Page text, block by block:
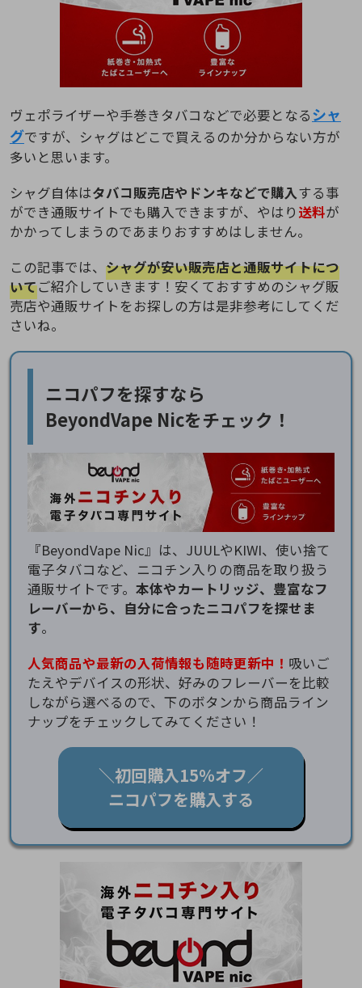
ヴェポライザーや手巻きタバコなどで必要となるシャ
グですが、シャグはどこで買えるのか分からない方が
多いと思います。
シャグ自体はタバコ販売店やドンキなどで購入する事
ができ通販サイトでも購入できますが、やはり 送料が
かかってしまうのであまりおすすめはしません。
この記事では、 シャグが安い販売店と通販サイトにつ
いてご紹介していきます！安くておすすめのシャグ販
売店や通販サイトをお探しの方は是非参考にしてくだ
さいね。
ニコパフを探すなら
BeyondVape Nicをチェック！
『BeyondVape Nic』は、JUULやKIWI、使い捨て
電子タバコなど、ニコチン入りの商品を取り扱う
通販サイトです。 本体やカートリッジ、豊富なフ
レーバーから、自分に合ったニコパフを探せま
す。
人気商品や最新の入荷情報も随時更新中！ 吸いご
たえやデバイスの形状、好みのフレーバーを比較
しながら選べるので、下のボタンから商品ライン
ナップをチェックしてみてください！
＼初回購入15％オフ／
ニコパフを購入する